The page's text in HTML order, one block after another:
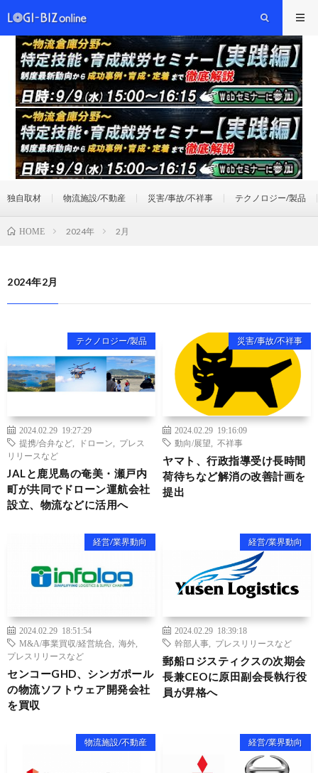
独自取材 物流施設/不動産 災害/事故/不祥事 テクノロジー/製品
HOME 2024年 2月
2024年2月
テクノロジー/製品
2024.02.29 19:27:29
提携/合弁など
ドローン
プレス
リリースなど
JALと鹿児島の奄美・瀬戸内
町が共同でドローン運航会社
設立、物流などに活用へ
災害/事故/不祥事
2024.02.29 19:16:09
動向/展望
不祥事
ヤマト、行政指導受け長時間
荷待ちなど解消の改善計画を
提出
経営/業界動向
2024.02.29 18:51:54
M&A/事業買収/経営統合
海外
プレスリリースなど
センコーGHD、シンガポール
の物流ソフトウェア開発会社
を買収
経営/業界動向
2024.02.29 18:39:18
幹部人事
プレスリリースなど
郵船ロジスティクスの次期会
長兼CEOに原田副会長執行役
員が昇格へ
物流施設/不動産 経営/業界動向